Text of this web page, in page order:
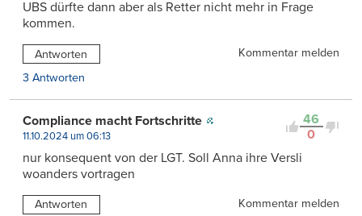
UBS dürfte dann aber als Retter nicht mehr in Frage
kommen.
Antworten
Kommentar melden
3 Antworten
46
0
Compliance macht Fortschritte
11.10.2024 um 06:13
nur konsequent von der LGT. Soll Anna ihre Versli
woanders vortragen
Antworten
Kommentar melden